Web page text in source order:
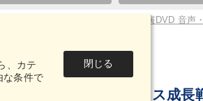
、カテ
な条件で
閉じる
】全国経営者セミナー講演CD・講演DVD 音声
音声・動画
“アベノミクス成